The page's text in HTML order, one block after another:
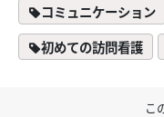
コミュニケーション
初めての訪問看護
こ